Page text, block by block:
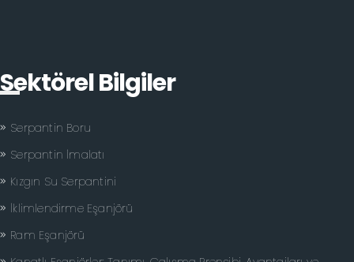
Sektörel Bilgiler
Serpantin Boru
Serpantin İmalatı
Kızgın Su Serpantini
İklimlendirme Eşanjörü
Ram Eşanjörü